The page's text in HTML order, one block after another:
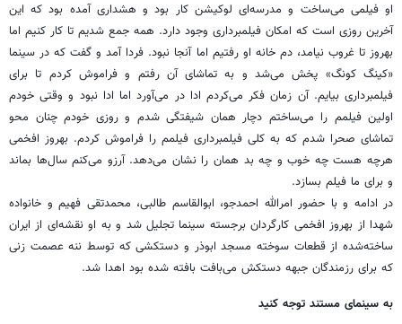
او فیلمی می‌ساخت و مدرسه‌ای لوکیشن کار بود و هشداری آمده بود که این
آخرین روزی است که امکان فیلمبرداری وجود دارد. همه جمع شدیم تا کار کنیم اما
بهروز تا غروب نیامد، دم خانه او رفتیم اما آنجا نبود. فردا آمد و گفت که در سینما
«کینگ کونگ» پخش می‌شد و به تماشای آن رفتم و فراموش کردم تا برای
فیلمبرداری بیایم. آن زمان فکر می‌کردم ادا در می‌آورد اما ادا نبود و وقتی خودم
اولین فیلمم را می‌ساختم دچار همان شیفتگی شدم و روزی خودم چنان محو
تماشای صحرا شدم که به کلی فیلمبرداری فیلمم را فراموش کردم. بهروز افخمی
هرچه هست چه خوب و چه بد همان را نشان می‌دهد. آرزو می‌کنم سال‌ها بماند
و برای ما فیلم بسازد.
در ادامه و با حضور امرالله احمدجو، ابوالقاسم طالبی، محمدتقی فهیم و خانواده
شهدا از بهروز افخمی کارگردان برجسته سینما تجلیل شد و به او نقشه‌ای از ایران
ساخته‌شده از قطعات سوخته مسجد ابوذر و دستکشی که توسط ننه عصمت زنی
که برای رزمندگان جبهه دستکش می‌بافت بافته شده بود اهدا شد.
به سینمای مستند توجه کنید